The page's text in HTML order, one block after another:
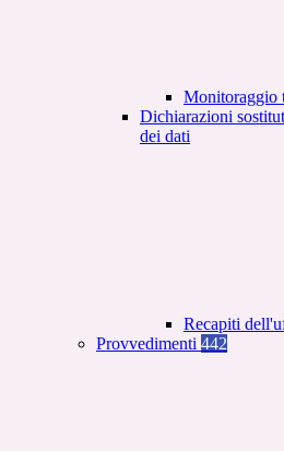
Monitoraggio
Dichiarazioni
dei dati
Recapiti
Provvedimenti 442